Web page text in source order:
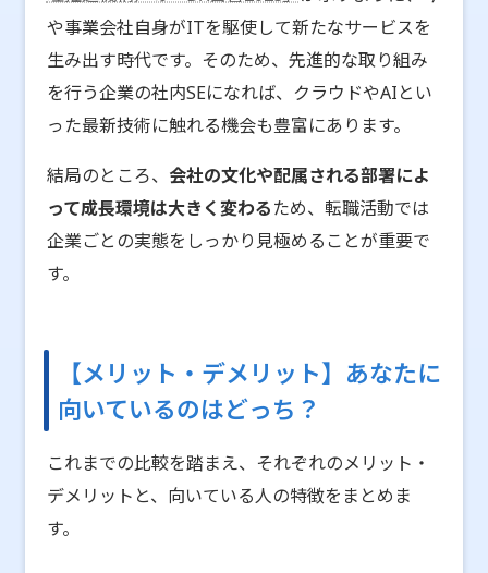
や事業会社自身がITを駆使して新たなサービスを
生み出す時代です。そのため、先進的な取り組み
を行う企業の社内SEになれば、クラウドやAIとい
った最新技術に触れる機会も豊富にあります。
結局のところ、 会社の文化や配属される部署によ
って成長環境は大きく変わるため、転職活動では
企業ごとの実態をしっかり見極めることが重要で
す。
【メリット・デメリット】あなたに
向いているのはどっち？
これまでの比較を踏まえ、それぞれのメリット・
デメリットと、向いている人の特徴をまとめま
す。